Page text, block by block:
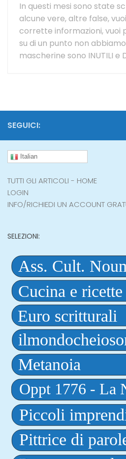
In questi mesi sono state
alcune vere, altre false,
corrette informazioni, vuoi
su di un punto non
mascherine sono INUTILI e
SEGUICI:
Italian
TUTTI GLI ARTICOLI - HOME
LOGIN
INFO/RICHIEDI UN ACCOUNT
SELEZIONI: